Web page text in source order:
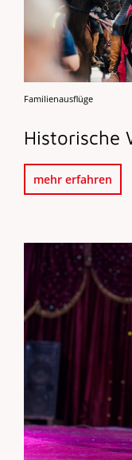
Familienausflüge
Historische
mehr erfahren